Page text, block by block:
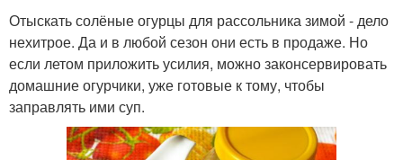
Отыскать солёные огурцы для рассольника зимой - дело
нехитрое. Да и в любой сезон они есть в продаже. Но
если летом приложить усилия, можно законсервировать
домашние огурчики, уже готовые к тому, чтобы
заправлять ими суп.